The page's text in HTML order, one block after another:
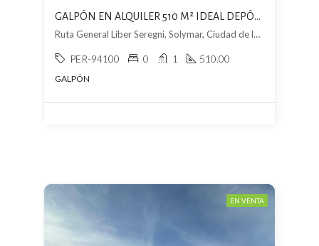
GALPÓN EN ALQUILER 510 M² IDEAL DEPÓSITO, LOGÍSTICA O INDUSTRIA
Ruta General Líber Seregni, Solymar, Ciudad de la Costa
PER-94100 0 1 510.00
GALPÓN
EN VENTA